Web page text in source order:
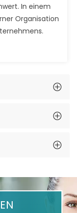
In einem
Organisation